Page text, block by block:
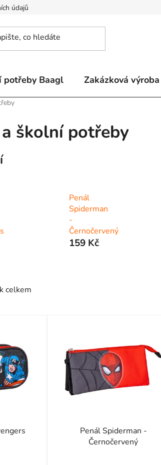
údajů
potřeby Baagl Zakázková výroba
školní potřeby
Penál
Spiderman
-
Černočervený
159 Kč
celkem
Penál Spiderman -
Černočervený